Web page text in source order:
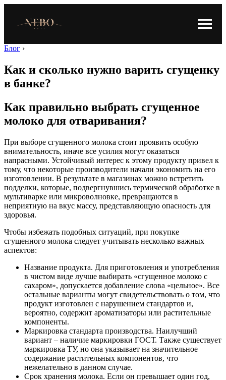
Блог ›
Как и сколько нужно варить сгущенку
в банке?
Как правильно выбрать сгущенное
молоко для отваривания?
При выборе сгущенного молока стоит проявить особую
внимательность, иначе все усилия могут оказаться
напрасными. Устойчивый интерес к этому продукту привел к
тому, что некоторые производители начали экономить на его
изготовлении. В результате в магазинах можно встретить
подделки, которые, подвергнувшись термической обработке в
мультиварке или микроволновке, превращаются в
неприятную на вкус массу, представляющую опасность для
здоровья.
Чтобы избежать подобных ситуаций, при покупке
сгущенного молока следует учитывать несколько важных
аспектов:
Название продукта. Для приготовления и употребления
в чистом виде лучше выбирать «сгущенное молоко с
сахаром», допускается добавление слова «цельное». Все
остальные варианты могут свидетельствовать о том, что
продукт изготовлен с нарушением стандартов и,
вероятно, содержит ароматизаторы или растительные
компоненты.
Маркировка стандарта производства. Наилучший
вариант – наличие маркировки ГОСТ. Также существует
маркировка ТУ, но она указывает на значительное
содержание растительных компонентов, что
нежелательно в данном случае.
Срок хранения молока. Если он превышает один год,